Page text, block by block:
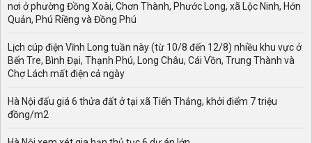
nơi ở phường Đồng Xoài, Chơn Thành, Phước Long, xã Lộc Ninh, Hớn
Quản, Phú Riềng và Đồng Phú
Lịch cúp điện Vĩnh Long tuần này (từ 10/8 đến 12/8) nhiều khu vực ở
Bến Tre, Bình Đại, Thạnh Phú, Long Châu, Cái Vồn, Trung Thành và
Chợ Lách mất điện cả ngày
Hà Nội đấu giá 6 thửa đất ở tại xã Tiến Thắng, khởi điểm 7 triệu
đồng/m2